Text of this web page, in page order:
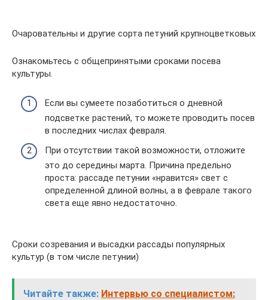
Очаровательны и другие сорта петуний крупноцветковых
Ознакомьтесь с общепринятыми сроками посева
культуры.
Если вы сумеете позаботиться о дневной
подсветке растений, то можете проводить посев
в последних числах февраля.
При отсутствии такой возможности, отложите
это до середины марта. Причина предельно
проста: рассаде петунии «нравится» свет с
определенной длиной волны, а в феврале такого
света еще явно недостаточно.
Сроки созревания и высадки рассады популярных
культур (в том числе петунии)
Читайте также: Интервью со специалистом: